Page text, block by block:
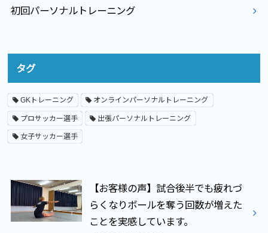
初回パーソナルトレーニング
タグ
GKトレーニング オンラインパーソナルトレーニング
プロサッカー選手 出張パーソナルトレーニング
女子サッカー選手
【お客様の声】試合後半でも疲れづ
らくなりボールを奪う回数が増えた
ことを実感しています。